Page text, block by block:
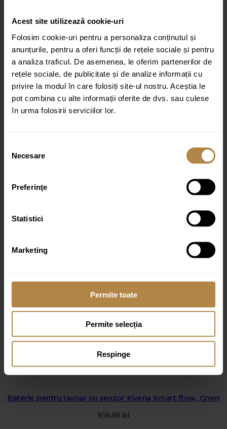
Acest site utilizează cookie-uri
Folosim cookie-uri pentru a personaliza conținutul și
anunțurile, pentru a oferi funcții de rețele sociale și pentru
a analiza traficul. De asemenea, le oferim partenerilor de
rețele sociale, de publicitate și de analize informații cu
privire la modul în care folosiți site-ul nostru. Aceștia le
pot combina cu alte informații oferite de dvs. sau culese
în urma folosirii serviciilor lor.
consimțământului
Necesare
Preferinţe
Statistici
Marketing
Permite toate
Permite selecția
Respinge
Fii primul care scrii o recenzie pentru „Baterie de cadă freestanding
cu duș de mână tip stick Brauer Edition Set 01”
Adresa ta de email nu va fi publicată. Câmpurile obligatorii sunt
marcate cu*
Evaluarea ta
Recenzia ta *
Email*
980,00lei
Baterie pentru lavoar cu senzor Invena Smart flow, Crom
950,00 lei